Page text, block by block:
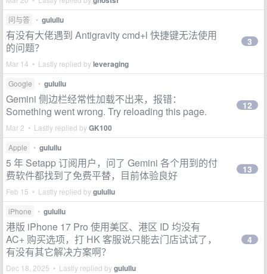
问与答 • gulullu
有没有大佬遇到 Antigravity cmd+l 快捷键无法使用
的问题？
Mar 14 • Lastly replied byleveraging
3
Google • gulullu
Gemini 侧边栏经常性加载不出来，报错：
Something went wrong. Try reloading this page.
Mar 2 • Lastly replied byGK100
12
Apple • gulullu
5 年 Setapp 订阅用户，问了 Gemini 各个用到的付
费软件都找到了免费平替，目前体验良好
Feb 15 • Lastly replied bygulullu
13
iPhone • gulullu
港版 iPhone 17 Pro 使用美区、港区 ID 均没有
AC+ 购买选项，打 HK 客服说只能去门店试试了，
有没有其它解决方案啊？
Dec 18, 2025 • Lastly replied bygulullu
4